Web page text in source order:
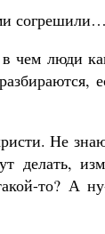
согрешили…
чем люди
Не
делать,
то? А